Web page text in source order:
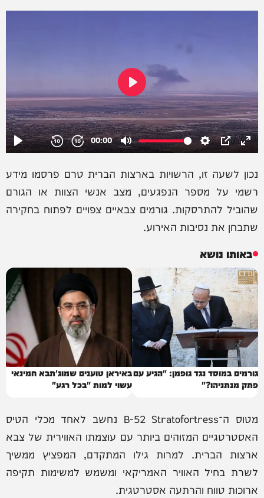
נכון לשעה זו, הרשויות בארצות הברית טרם פרסמו מידע
רשמי על מספר הנפגעים, מצב אנשי הצוות או הגורם
שהוביל להתרסקות. גורמים צבאיים צפויים לפתוח בחקירה
שתבחן את נסיבות האירוע.
באותו נושא
גורמים במוסד נגד גופמן: "הגיע עם
פתק מנתניהו?"
באיראן טוענים שמוג'תבא חמינאי
עשוי למות "בכל רגע"
מטוס ה־B-52 Stratofortress נחשב לאחד מכלי הטיס
האסטרטגיים המזוהים ביותר עם עוצמתו האווירית של צבא
ארצות הברית. למרות גילו המתקדם, המפציץ ממשיך
לשרת בחיל האוויר האמריקאי ומשמש למשימות תקיפה
ארוכות טווח והרתעה אסטרטגית.